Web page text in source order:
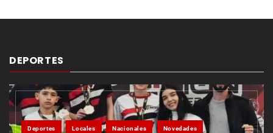
DEPORTES
Deportes Locales Nacionales Novedades